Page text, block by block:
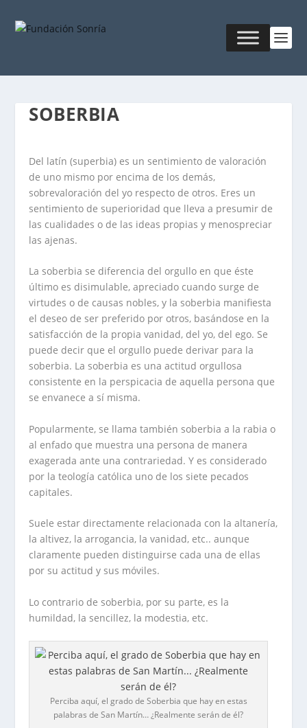
SOBERBIA
Del latín (superbia) es un sentimiento de valoración
de uno mismo por encima de los demás,
sobrevaloración del yo respecto de otros. Eres un
sentimiento de superioridad que lleva a presumir de
las cualidades o de las ideas propias y menospreciar
las ajenas.
La soberbia se diferencia del orgullo en que éste
último es disimulable, apreciado cuando surge de
virtudes o de causas nobles, y la soberbia manifiesta
el deseo de ser preferido por otros, basándose en la
satisfacción de la propia vanidad, del yo, del ego. Se
puede decir que el orgullo puede derivar para la
soberbia. La soberbia es una actitud orgullosa
consistente en la perspicacia de aquella persona que
se envanece a sí misma.
Popularmente, se llama también soberbia a la rabia o
al enfado que muestra una persona de manera
exagerada ante una contrariedad. Y es considerado
por la teología católica uno de los siete pecados
capitales.
Suele estar directamente relacionada con la altanería,
la altivez, la arrogancia, la vanidad, etc.. aunque
claramente pueden distinguirse cada una de ellas
por su actitud y sus móviles.
Lo contrario de soberbia, por su parte, es la
humildad, la sencillez, la modestia, etc.
Perciba aquí, el grado de Soberbia que hay en estas
palabras de San Martín… ¿Realmente serán de él?